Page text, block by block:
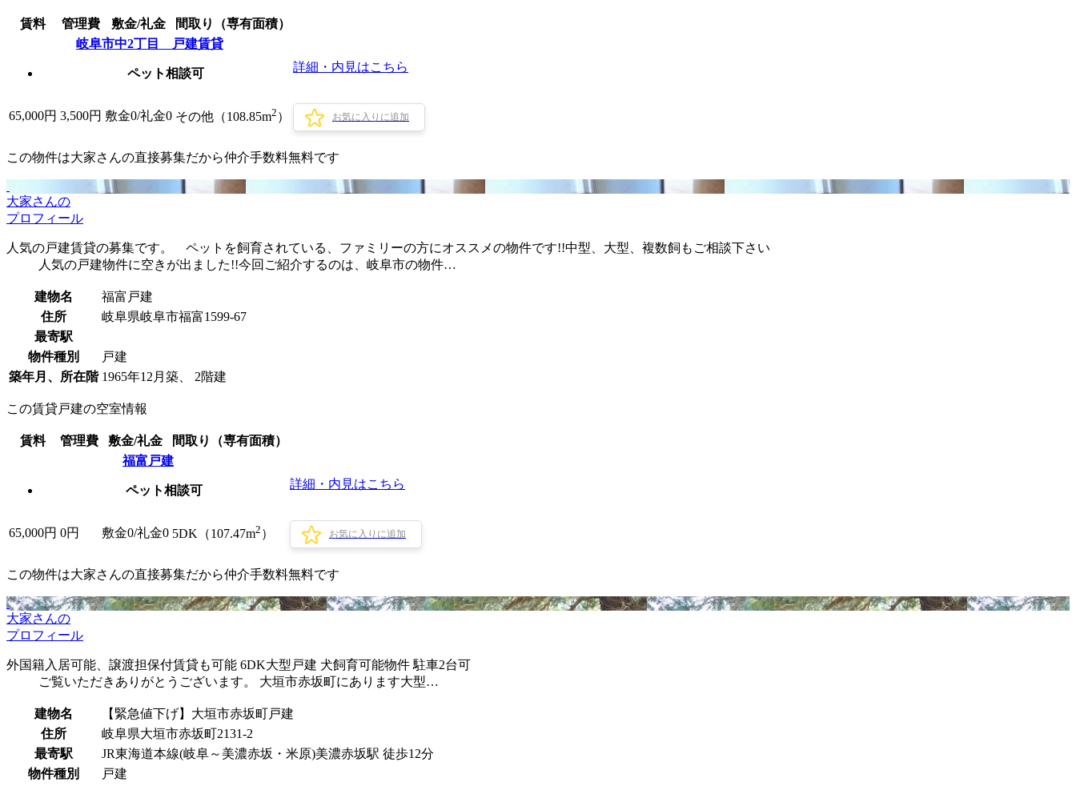
賃料 管理費 敷金/礼金
間取り（専有面積）
岐阜市中2丁目 戸建賃貸
ペット相談可 詳細・内見はこちら
65,000円 3,500円 敷金0/礼金0 その他（108.85m2 ） お気に入りに追加
この物件は大家さんの直接募集だから仲介手数料無料です
大家さんの
プロフィール
人気の戸建賃貸の募集です。 ペットを飼育されている、ファミリーの方にオススメの物件です!!中型、大型、複数飼もご相談下さい
人気の戸建物件に空きが出ました!!今回ご紹介するのは、岐阜市の物件…
建物名
福富戸建
住所
岐阜県岐阜市福富1599-67
最寄駅
物件種別
戸建
築年月、所在階 1965年12月築、 2階建
この賃貸戸建の空室情報
賃料 管理費 敷金/礼金
間取り（専有面積）
福富戸建
ペット相談可 詳細・内見はこちら
65,000円 0円 敷金0/礼金0 5DK（107.47m2 ） お気に入りに追加
この物件は大家さんの直接募集だから仲介手数料無料です
大家さんの
プロフィール
外国籍入居可能、譲渡担保付賃貸も可能 6DK大型戸建 犬飼育可能物件 駐車2台可
ご覧いただきありがとうございます。 大垣市赤坂町にあります大型…
建物名
【緊急値下げ】大垣市赤坂町戸建
住所
岐阜県大垣市赤坂町2131-2
最寄駅
JR東海道本線(岐阜～美濃赤坂・米原)美濃赤坂駅 徒歩12分
物件種別
戸建